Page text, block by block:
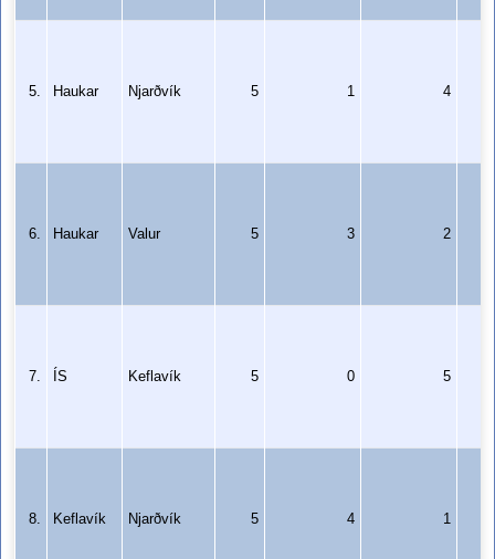
5. Haukar Njarðvík 5 1 4
6. Haukar Valur 5 3 2
7. ÍS Keflavík 5 0 5
8. Keflavík Njarðvík 5 4 1